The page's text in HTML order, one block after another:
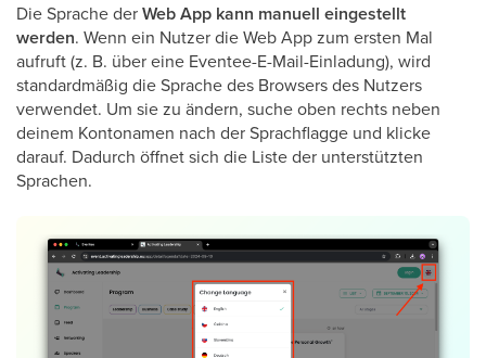
Die Sprache derWeb App kann manuell eingestellt
werden. Wenn ein Nutzer die Web App zum ersten Mal
aufruft (z. B. über eine Eventee-E-Mail-Einladung), wird
standardmäßig die Sprache des Browsers des Nutzers
verwendet. Um sie zu ändern, suche oben rechts neben
deinem Kontonamen nach der Sprachflagge und klicke
darauf. Dadurch öffnet sich die Liste der unterstützten
Sprachen.